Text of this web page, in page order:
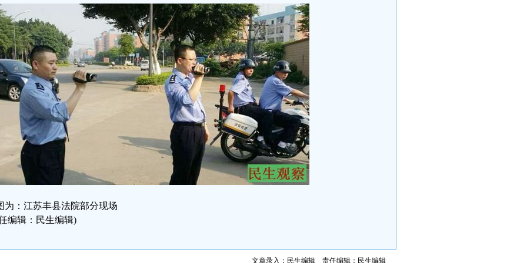
为：江苏丰县法院部分现场
编辑：民生编辑)
文章录入：民生编辑 责任编辑：民生编辑